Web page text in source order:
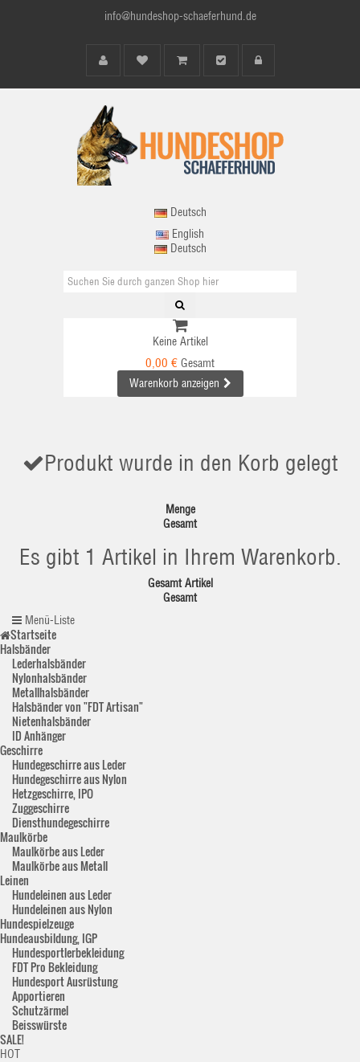
info@hundeshop-schaeferhund.de
Deutsch
English
Deutsch
Keine Artikel
0,00 € Gesamt
Warenkorb anzeigen
Produkt wurde in den Korb gelegt
Menge
Gesamt
Es gibt 1 Artikel in Ihrem Warenkorb.
Gesamt Artikel
Gesamt
Menü-Liste
Startseite
Halsbänder
Lederhalsbänder
Nylonhalsbänder
Metallhalsbänder
Halsbänder von "FDT Artisan"
Nietenhalsbänder
ID Anhänger
Geschirre
Hundegeschirre aus Leder
Hundegeschirre aus Nylon
Hetzgeschirre, IPO
Zuggeschirre
Diensthundegeschirre
Maulkörbe
Maulkörbe aus Leder
Maulkörbe aus Metall
Leinen
Hundeleinen aus Leder
Hundeleinen aus Nylon
Hundespielzeuge
Hundeausbildung, IGP
Hundesportlerbekleidung
FDT Pro Bekleidung
Hundesport Ausrüstung
Apportieren
Schutzärmel
Beisswürste
SALE!
HOT